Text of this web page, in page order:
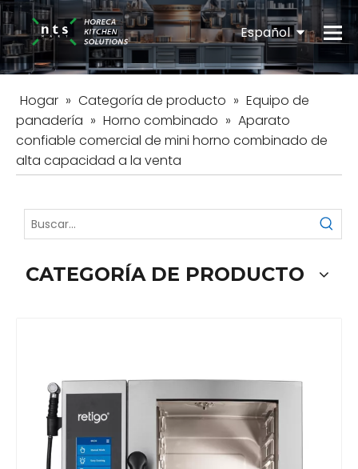
Español
English
Hogar » Categoría de producto » Equipo de
panadería » Horno combinado » Aparato
confiable comercial de mini horno combinado de
alta capacidad a la venta
CATEGORÍA DE PRODUCTO